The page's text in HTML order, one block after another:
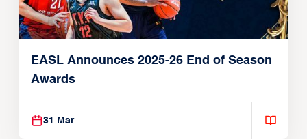
EASL Announces 2025-26 End of Season
Awards
31 Mar